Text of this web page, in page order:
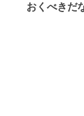
おくべきだ